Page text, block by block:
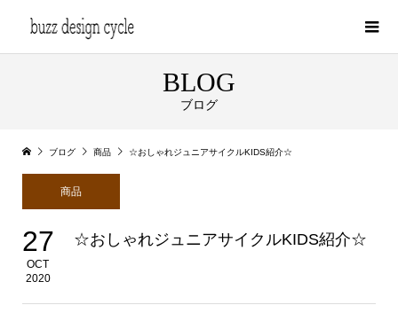
BLOG
ブログ
ブログ 商品 ☆おしゃれジュニアサイクルKIDS紹介☆
商品
27
OCT
2020
☆おしゃれジュニアサイクルKIDS紹介☆